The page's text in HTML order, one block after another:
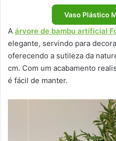
Vaso Plástico
A árvore de bambu artificial
elegante, servindo para
oferecendo a sutileza da
cm. Com um acabamento
é fácil de manter.